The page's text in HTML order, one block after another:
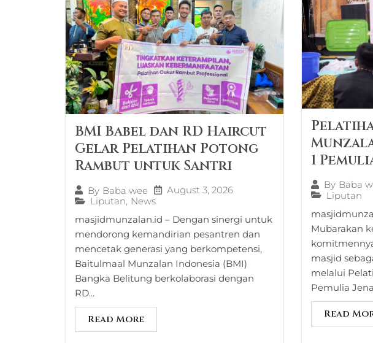
BMI Babel dan RD Haircut
Gelar Pelatihan Potong
Rambut untuk Santri
By Baba wee
August 3, 2026
Liputan, News
masjidmunzalan.id – Dengan sinergi untuk
mendorong kemandirian pesantren dan
mencetak generasi yang berkompetensi,
Baitulmaal Munzalan Indonesia (BMI)
Bangka Belitung berkolaborasi dengan
RD...
Read More
1
By Baba
Liputan
Mubarakan
masjid
melalui
Pemulia
Read